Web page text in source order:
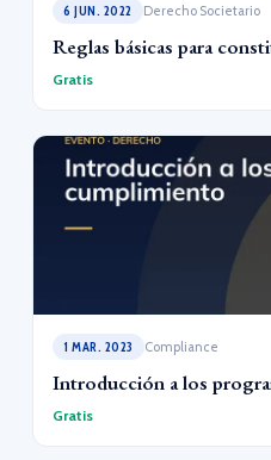
6 JUN. 2022 Derecho Societario
Reglas básicas para
Gratis
1 MAR. 2023 Compliance
Introducción a los
Gratis